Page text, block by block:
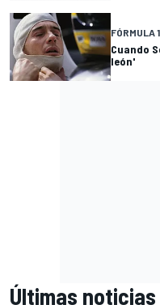
FÓRMULA 1
Cuando
león'
Últimas noticias